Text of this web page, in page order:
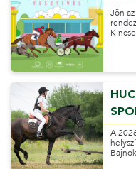
Jön
A